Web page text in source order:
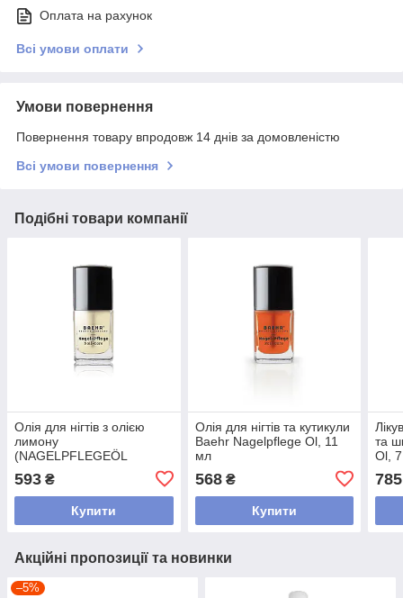
Оплата на рахунок
Всі умови оплати
Умови повернення
Повернення товару впродовж 14 днів за домовленістю
Всі умови повернення
Подібні товари компанії
Олія для нігтів з олією
лимону
(NAGELPFLEGEÖL
593 ₴
Купити
Олія для нігтів та кутикули
Baehr Nagelpflege Ol, 11
мл
568₴
Купити
та
Ol,
785
Акційні пропозиції та новинки
–5%